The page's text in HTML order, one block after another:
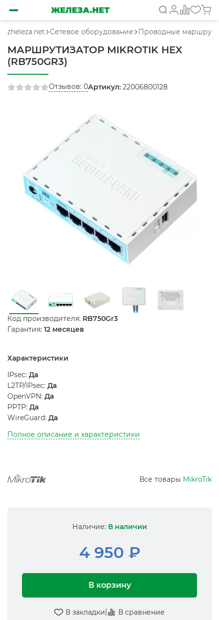
zheleza.net Сетевое оборудование Проводные
МАРШРУТИЗАТОР MIKROTIK HEX
(RB750GR3)
Отзывов: 0Артикул: 22006800128
Код производителя: RB750Gr3
Гарантия: 12 месяцев
Характеристики
IPsec: Да
L2TP/IPsec: Да
OpenVPN: Да
PPTP: Да
WireGuard: Да
Полное описание и характеристики
Все товары MikroTik
Наличие: В наличии
4 950 ₽
В корзину
В закладки| В сравнение